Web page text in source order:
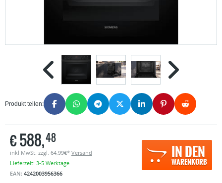
Produkt teilen:
IN DEN
WARENKORB
€588,48
inkl MwSt. zzgl. 64,99€* Versand
Lieferzeit: 3-5 Werktage
EAN: 4242003956366